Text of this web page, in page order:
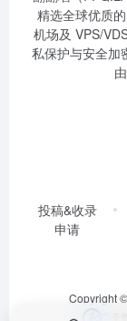
精选全球优质
机场及 VPS/
私保护与安全加
投稿&收录
申请
Copyright